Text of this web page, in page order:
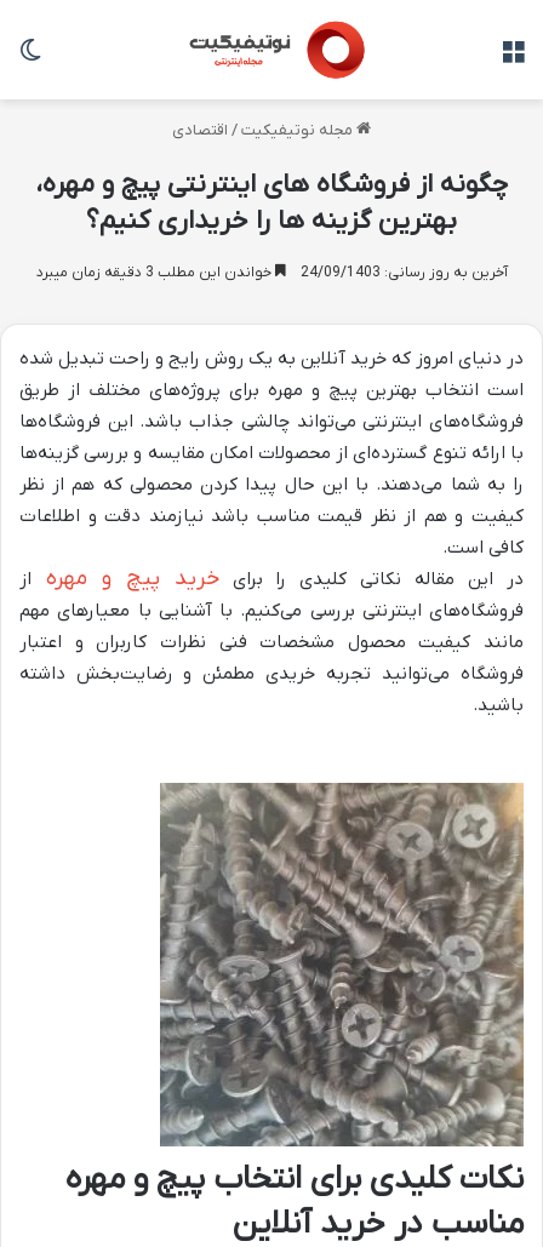
مجله نوتیفیکیت/ اقتصادی
چگونه از فروشگاه های اینترنتی پیچ و مهره،
بهترین گزینه ها را خریداری کنیم؟
آخرین به روز رسانی: 24/09/1403 خواندن این مطلب 3 دقیقه زمان میبرد
در دنیای امروز که خرید آنلاین به یک روش رایج و راحت تبدیل شده
است انتخاب بهترین پیچ و مهره برای پروژه‌های مختلف از طریق
فروشگاه‌های اینترنتی می‌تواند چالشی جذاب باشد. این فروشگاه‌ها
با ارائه تنوع گسترده‌ای از محصولات امکان مقایسه و بررسی گزینه‌ها
را به شما می‌دهند. با این حال پیدا کردن محصولی که هم از نظر
کیفیت و هم از نظر قیمت مناسب باشد نیازمند دقت و اطلاعات
کافی است.
در این مقاله نکاتی کلیدی را برایخرید پیچ و مهره
از
فروشگاه‌های اینترنتی بررسی می‌کنیم. با آشنایی با معیارهای مهم
مانند کیفیت محصول مشخصات فنی نظرات کاربران و اعتبار
فروشگاه می‌توانید تجربه خریدی مطمئن و رضایت‌بخش داشته
باشید.
نکات کلیدی برای انتخاب پیچ و مهره
مناسب در خرید آنلاین